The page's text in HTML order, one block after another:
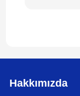
Hakkımızda